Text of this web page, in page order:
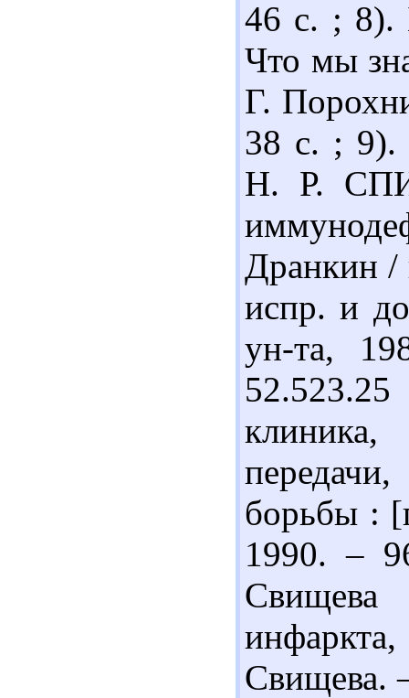
46 с. ; 8).
Что мы
Г.
38 с. ; 9).
Н. Р.
Дранкин
испр. и
ун-та,
борьбы :
1990. –
Свищева.